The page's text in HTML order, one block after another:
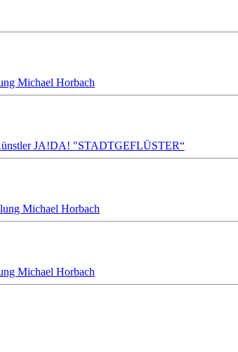
Michael Horbach
JA!DA! "STADTGEFLÜSTER“
Michael Horbach
Michael Horbach